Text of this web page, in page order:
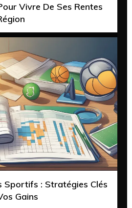
Vivre De Ses Rentes
Sportifs : Stratégies Clés
Gains